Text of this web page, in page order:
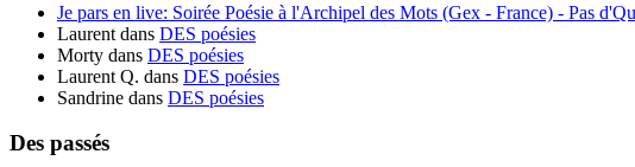
Je pars en live: Soirée Poésie à l'Archipel des Mots (Gex - France) - Pas
Laurent dans DES poésies
Morty dans DES poésies
Laurent Q. dans DES poésies
Sandrine dans DES poésies
Des passés